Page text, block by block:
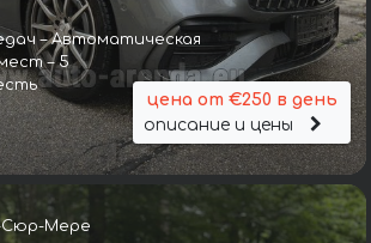
– Автоматическая
– 5
цена от €250 в день
описание и цены
Сюр-Мере